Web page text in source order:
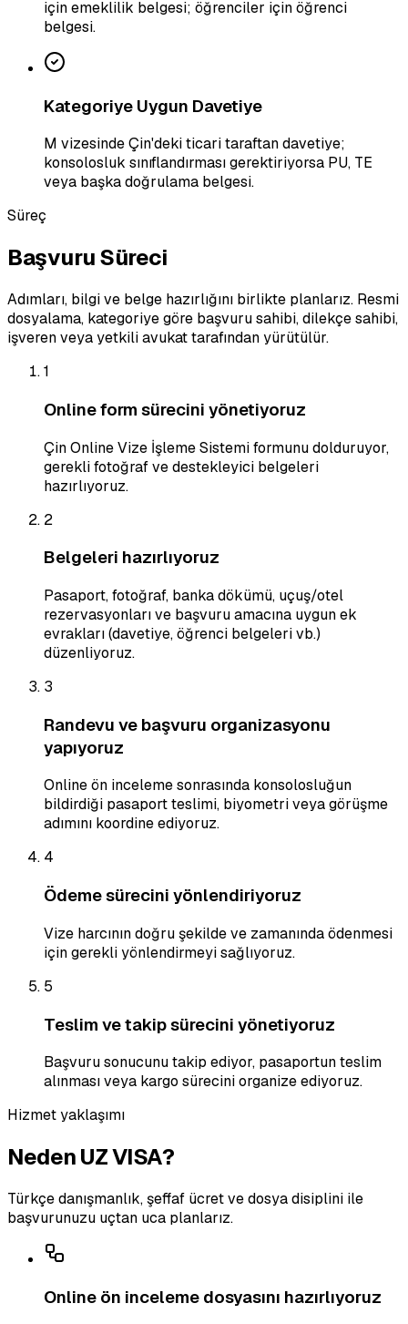
için emeklilik belgesi; öğrenciler için öğrenci
belgesi.
Kategoriye Uygun Davetiye
M vizesinde Çin'deki ticari taraftan davetiye;
konsolosluk sınıflandırması gerektiriyorsa PU, TE
veya başka doğrulama belgesi.
Süreç
Başvuru Süreci
Adımları, bilgi ve belge hazırlığını birlikte planlarız. Resmi
dosyalama, kategoriye göre başvuru sahibi, dilekçe sahibi,
işveren veya yetkili avukat tarafından yürütülür.
1
Online form sürecini yönetiyoruz
Çin Online Vize İşleme Sistemi formunu dolduruyor,
gerekli fotoğraf ve destekleyici belgeleri
hazırlıyoruz.
2
Belgeleri hazırlıyoruz
Pasaport, fotoğraf, banka dökümü, uçuş/otel
rezervasyonları ve başvuru amacına uygun ek
evrakları (davetiye, öğrenci belgeleri vb.)
düzenliyoruz.
3
Randevu ve başvuru organizasyonu
yapıyoruz
Online ön inceleme sonrasında konsolosluğun
bildirdiği pasaport teslimi, biyometri veya görüşme
adımını koordine ediyoruz.
4
Ödeme sürecini yönlendiriyoruz
Vize harcının doğru şekilde ve zamanında ödenmesi
için gerekli yönlendirmeyi sağlıyoruz.
5
Teslim ve takip sürecini yönetiyoruz
Başvuru sonucunu takip ediyor, pasaportun teslim
alınması veya kargo sürecini organize ediyoruz.
Hizmet yaklaşımı
Neden UZ VISA?
Türkçe danışmanlık, şeffaf ücret ve dosya disiplini ile
başvurunuzu uçtan uca planlarız.
Online ön inceleme dosyasını hazırlıyoruz